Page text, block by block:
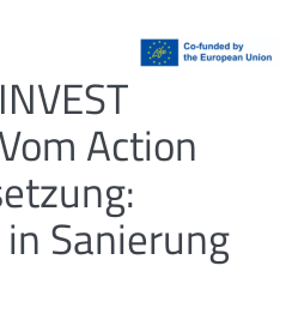
Action
Sanierung